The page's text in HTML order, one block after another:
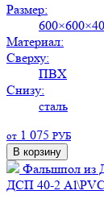
Размер:
Материал:
Сверху:
ПВХ
Снизу:
сталь
от 1 075 РУБ
В корзину
Фальшпол из
ДСП 40-2 Al\PVC